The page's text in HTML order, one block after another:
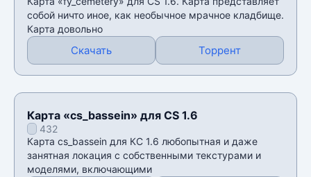
собой ничто иное, как необычное мрачное кладбище.
Карта довольно
Скачать Торрент
Карта «cs_bassein» для CS 1.6
432
Карта cs_bassein для КС 1.6 любопытная и даже
занятная локация с собственными текстурами и
моделями, включающими